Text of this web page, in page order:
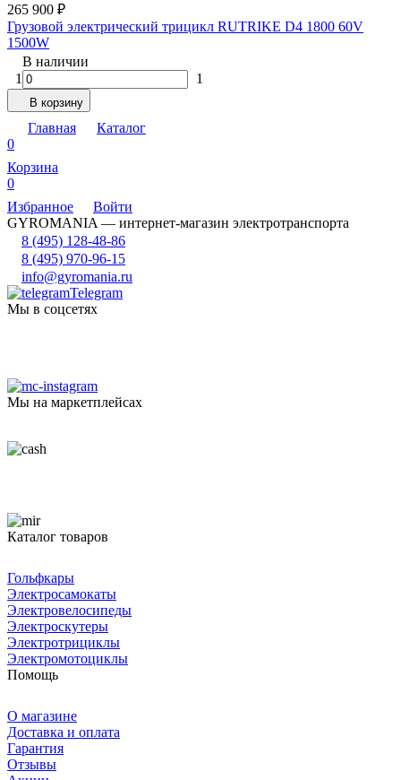
265 900 ₽
Грузовой электрический трицикл RUTRIKE D4 1800 60V
1500W
В наличии
1
1
В корзину
Главная
Каталог
0
Корзина
0
Избранное
Войти
GYROMANIA — интернет-магазин электротранспорта
8 (495) 128-48-86
8 (495) 970-96-15
info@gyromania.ru
Telegram
Мы в соцсетях
Мы на маркетплейсах
Каталог товаров
Гольфкары
Электросамокаты
Электровелосипеды
Электроскутеры
Электротрициклы
Электромотоциклы
Помощь
О магазине
Доставка и оплата
Гарантия
Отзывы